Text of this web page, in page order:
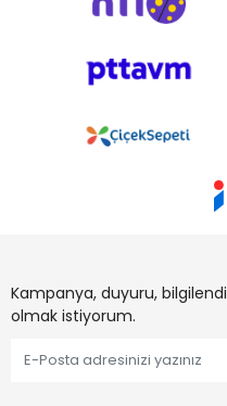
Kampanya, duyuru,
olmak istiyorum.